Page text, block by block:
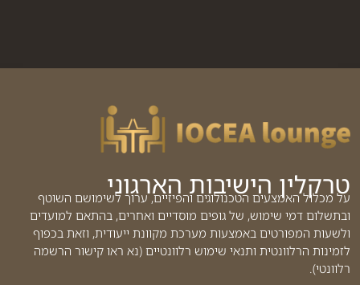
טרקלין הישיבות הארגוני
על מכלול האמצעים הטכנולוגים והפיזיים, ערוך לשימושם השוטף
ובתשלום דמי שימוש, של גופים מוסדיים ואחרים, בהתאם למועדים
ולשעות המפורטים באמצעות מערכת מקוונת ייעודית, וזאת בכפוף
לזמינות הרלוונטית ותנאי שימוש רלוונטיים (נא ראו קישור הרשמה
רלוונטי).